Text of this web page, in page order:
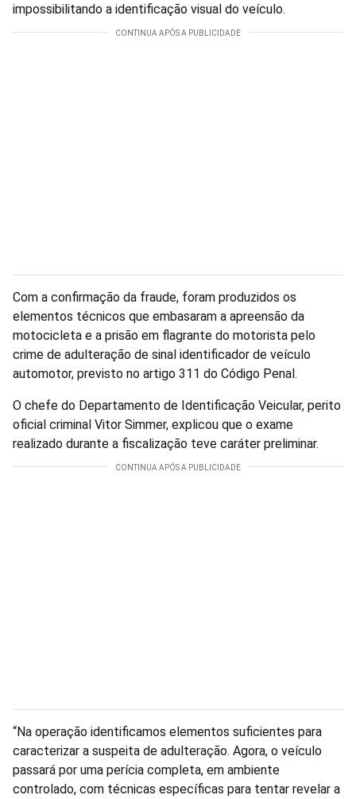
impossibilitando a identificação visual do veículo.
Com a confirmação da fraude, foram produzidos os
elementos técnicos que embasaram a apreensão da
motocicleta e a prisão em flagrante do motorista pelo
crime de adulteração de sinal identificador de veículo
automotor, previsto no artigo 311 do Código Penal.
O chefe do Departamento de Identificação Veicular, perito
oficial criminal Vitor Simmer, explicou que o exame
realizado durante a fiscalização teve caráter preliminar.
“Na operação identificamos elementos suficientes para
caracterizar a suspeita de adulteração. Agora, o veículo
passará por uma perícia completa, em ambiente
controlado, com técnicas específicas para tentar revelar a